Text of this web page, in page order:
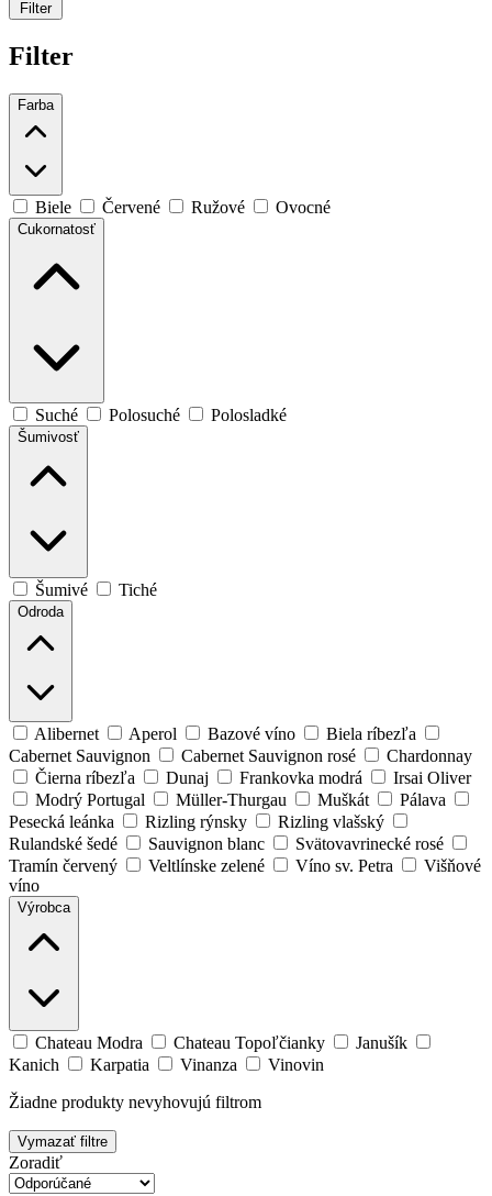
Filter
Filter
Farba
Biele Červené Ružové Ovocné
Cukornatosť
Suché Polosuché Polosladké
Šumivosť
Šumivé Tiché
Odroda
Alibernet Aperol Bazové víno
Biela ríbezľa
Cabernet Sauvignon
Cabernet Sauvignon rosé
Chardonnay
Čierna ríbezľa
Dunaj Frankovka modrá
Irsai Oliver
Modrý Portugal
Müller-Thurgau Muškát
Pálava
Pesecká leánka
Rizling rýnsky
Rizling vlašský
Rulandské šedé
Sauvignon blanc
Svätovavrinecké rosé
Tramín červený
Veltlínske zelené Víno sv. Petra
Višňové
víno
Výrobca
Chateau Modra Chateau Topoľčianky
Janušík
Kanich
Karpatia Vinanza
Vinovin
Žiadne produkty nevyhovujú filtrom
Vymazať filtre
Zoradiť